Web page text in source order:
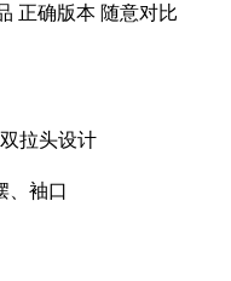
正确版本 随意对比
拉头设计
、袖口